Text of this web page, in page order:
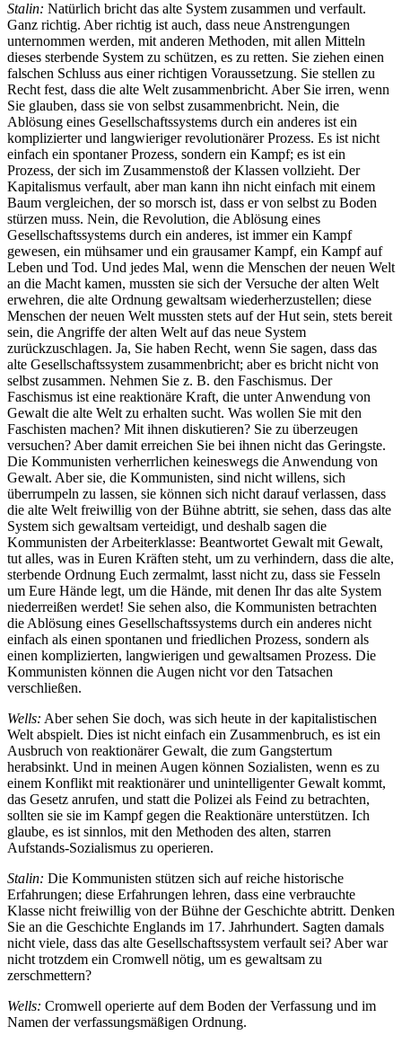
Stalin: Natürlich bricht das alte System zusammen und verfault.
Ganz richtig. Aber richtig ist auch, dass neue Anstrengungen
unternommen werden, mit anderen Methoden, mit allen Mitteln
dieses sterbende System zu schützen, es zu retten. Sie ziehen einen
falschen Schluss aus einer richtigen Voraussetzung. Sie stellen zu
Recht fest, dass die alte Welt zusammenbricht. Aber Sie irren, wenn
Sie glauben, dass sie von selbst zusammenbricht. Nein, die
Ablösung eines Gesellschaftssystems durch ein anderes ist ein
komplizierter und langwieriger revolutionärer Prozess. Es ist nicht
einfach ein spontaner Prozess, sondern ein Kampf; es ist ein
Prozess, der sich im Zusammenstoß der Klassen vollzieht. Der
Kapitalismus verfault, aber man kann ihn nicht einfach mit einem
Baum vergleichen, der so morsch ist, dass er von selbst zu Boden
stürzen muss. Nein, die Revolution, die Ablösung eines
Gesellschaftssystems durch ein anderes, ist immer ein Kampf
gewesen, ein mühsamer und ein grausamer Kampf, ein Kampf auf
Leben und Tod. Und jedes Mal, wenn die Menschen der neuen Welt
an die Macht kamen, mussten sie sich der Versuche der alten Welt
erwehren, die alte Ordnung gewaltsam wiederherzustellen; diese
Menschen der neuen Welt mussten stets auf der Hut sein, stets bereit
sein, die Angriffe der alten Welt auf das neue System
zurückzuschlagen. Ja, Sie haben Recht, wenn Sie sagen, dass das
alte Gesellschaftssystem zusammenbricht; aber es bricht nicht von
selbst zusammen. Nehmen Sie z. B. den Faschismus. Der
Faschismus ist eine reaktionäre Kraft, die unter Anwendung von
Gewalt die alte Welt zu erhalten sucht. Was wollen Sie mit den
Faschisten machen? Mit ihnen diskutieren? Sie zu überzeugen
versuchen? Aber damit erreichen Sie bei ihnen nicht das Geringste.
Die Kommunisten verherrlichen keineswegs die Anwendung von
Gewalt. Aber sie, die Kommunisten, sind nicht willens, sich
überrumpeln zu lassen, sie können sich nicht darauf verlassen, dass
die alte Welt freiwillig von der Bühne abtritt, sie sehen, dass das alte
System sich gewaltsam verteidigt, und deshalb sagen die
Kommunisten der Arbeiterklasse: Beantwortet Gewalt mit Gewalt,
tut alles, was in Euren Kräften steht, um zu verhindern, dass die alte,
sterbende Ordnung Euch zermalmt, lasst nicht zu, dass sie Fesseln
um Eure Hände legt, um die Hände, mit denen Ihr das alte System
niederreißen werdet! Sie sehen also, die Kommunisten betrachten
die Ablösung eines Gesellschaftssystems durch ein anderes nicht
einfach als einen spontanen und friedlichen Prozess, sondern als
einen komplizierten, langwierigen und gewaltsamen Prozess. Die
Kommunisten können die Augen nicht vor den Tatsachen
verschließen.
Wells: Aber sehen Sie doch, was sich heute in der kapitalistischen
Welt abspielt. Dies ist nicht einfach ein Zusammenbruch, es ist ein
Ausbruch von reaktionärer Gewalt, die zum Gangstertum
herabsinkt. Und in meinen Augen können Sozialisten, wenn es zu
einem Konflikt mit reaktionärer und unintelligenter Gewalt kommt,
das Gesetz anrufen, und statt die Polizei als Feind zu betrachten,
sollten sie sie im Kampf gegen die Reaktionäre unterstützen. Ich
glaube, es ist sinnlos, mit den Methoden des alten, starren
Aufstands-Sozialismus zu operieren.
Stalin: Die Kommunisten stützen sich auf reiche historische
Erfahrungen; diese Erfahrungen lehren, dass eine verbrauchte
Klasse nicht freiwillig von der Bühne der Geschichte abtritt. Denken
Sie an die Geschichte Englands im 17. Jahrhundert. Sagten damals
nicht viele, dass das alte Gesellschaftssystem verfault sei? Aber war
nicht trotzdem ein Cromwell nötig, um es gewaltsam zu
zerschmettern?
Wells: Cromwell operierte auf dem Boden der Verfassung und im
Namen der verfassungsmäßigen Ordnung.